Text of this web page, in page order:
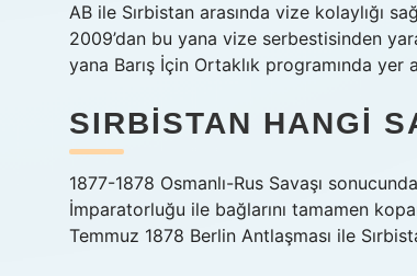
AB ile Sırbistan arasında vize kolaylığı
2009’dan bu yana vize serbestisinden
yana Barış İçin Ortaklık programında yer
SIRBISTAN HANGI
1877-1878 Osmanlı-Rus Savaşı
İmparatorluğu ile bağlarını tamamen
Temmuz 1878 Berlin Antlaşması ile